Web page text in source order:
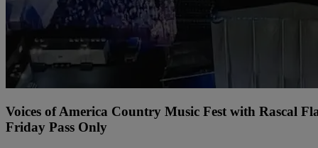
Voices of America Country Music Fest with Rascal
Friday Pass Only